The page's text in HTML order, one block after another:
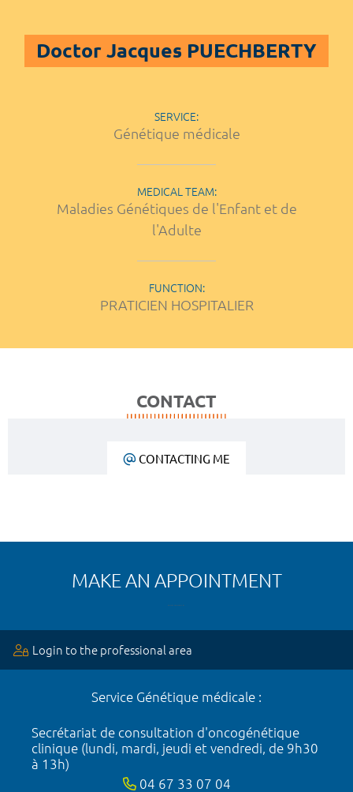
Doctor Jacques PUECHBERTY
SERVICE:
Génétique médicale
MEDICAL TEAM:
Maladies Génétiques de l'Enfant et de
l'Adulte
FUNCTION:
PRATICIEN HOSPITALIER
CONTACT
CONTACTING ME
MAKE AN APPOINTMENT
Login to the professional area
Service Génétique médicale :
Secrétariat de consultation d'oncogénétique
clinique (lundi, mardi, jeudi et vendredi, de 9h30
à 13h)
04 67 33 07 04